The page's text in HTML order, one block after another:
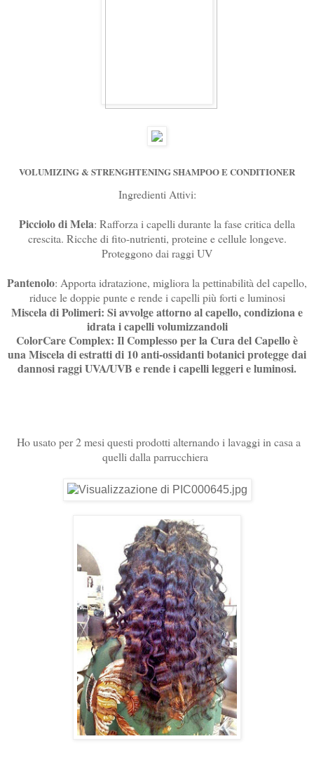
VOLUMIZING & STRENGHTENING SHAMPOO E CONDITIONER
Ingredienti Attivi:
Picciolo di Mela: Rafforza i capelli durante la fase critica della
crescita. Ricche di fito-nutrienti, proteine e cellule longeve.
Proteggono dai raggi UV
Pantenolo: Apporta idratazione, migliora la pettinabilità del capello,
riduce le doppie punte e rende i capelli più forti e luminosi
Miscela di Polimeri: Si avvolge attorno al capello, condiziona e
idrata i capelli volumizzandoli
ColorCare Complex: Il Complesso per la Cura del Capello è
una Miscela di estratti di 10 anti-ossidanti botanici protegge dai
dannosi raggi UVA/UVB e rende i capelli leggeri e luminosi.
Ho usato per 2 mesi questi prodotti alternando i lavaggi in casa a
quelli dalla parrucchiera